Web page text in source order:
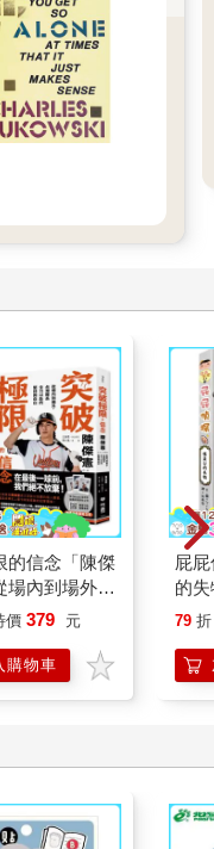
有的窘境。
禮物。
治家就只剩下他——武
長官辦公室。
窗外浮現出燈火通明的
，幾乎與白天的辦公室
不停，對話聲不絕於
，每句話都是與民政黨
田派、城山……。混沌
，看樣子武藤泰山應該
知在跟誰通話，結束通
咒的護身符，然後抬起
武藤泰山沒錯。」
藤那邊的動靜。靠我們
只不過，你們的計畫真
而是現實生活中的計
的信念「陳傑
場內到場外，
力以赴的堅
服小卡組」）
價 379 元
購物車
屁
的
79 折